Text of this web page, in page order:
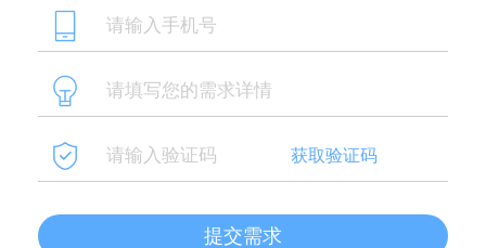
获取验证码
提交需求